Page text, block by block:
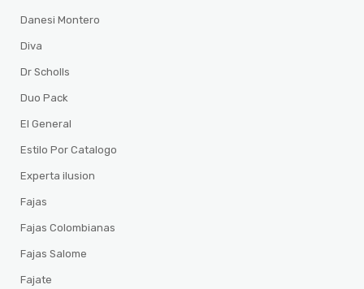
Danesi Montero
Diva
Dr Scholls
Duo Pack
El General
Estilo Por Catalogo
Experta ilusion
Fajas
Fajas Colombianas
Fajas Salome
Fajate